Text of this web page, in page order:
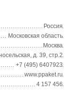
Россия
Московская область
Москва
д. 39, стр.2
+7 (495) 6407923
www.ppaket.ru
4 157 456